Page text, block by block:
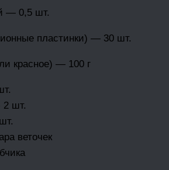
— 0,5 шт.
пластинки) — 30 шт.
красное) — 100 г
2 шт.
веточек